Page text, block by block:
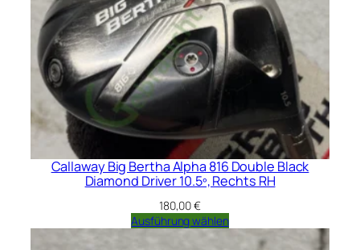
Callaway Big Bertha Alpha 816 Double Black
Diamond Driver 10.5º, Rechts RH
180,00€
Ausführung wählen